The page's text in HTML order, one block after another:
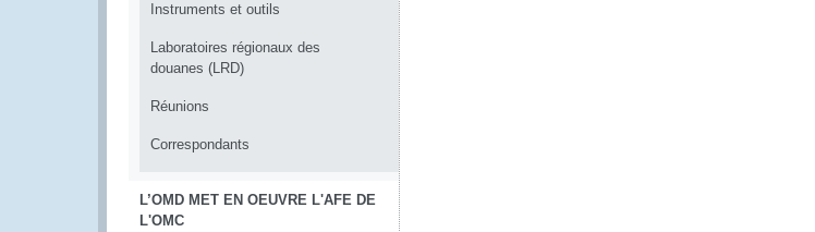
Instruments et outils
Laboratoires régionaux des
douanes (LRD)
Réunions
Correspondants
L’OMD MET EN OEUVRE L'AFE DE
L'OMC